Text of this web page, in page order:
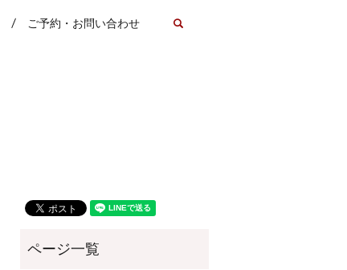
ご予約・お問い合わせ